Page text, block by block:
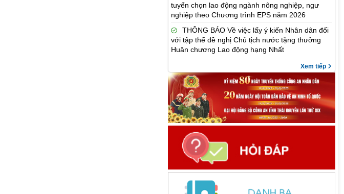
tuyển chọn lao động ngành nông nghiệp, ngư
nghiệp theo Chương trình EPS năm 2026
THÔNG BÁO Về việc lấy ý kiến Nhân dân đối
với tập thể đề nghị Chủ tịch nước tặng thưởng
Huân chương Lao động hạng Nhất
Xem tiếp